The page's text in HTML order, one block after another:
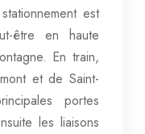
est
être en haute
En train,
et de Saint-
portes
les liaisons